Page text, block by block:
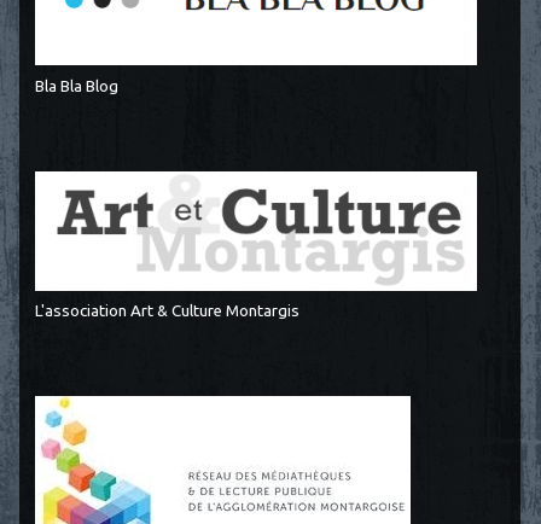
Bla Bla Blog
L'association Art & Culture Montargis